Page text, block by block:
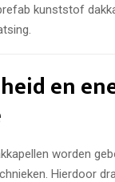
kunststof
en
worden
Hierdoor